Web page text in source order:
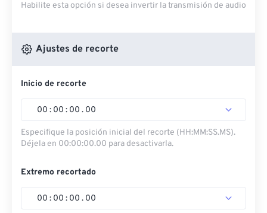
Habilite esta opción si desea invertir la transmisión de audio
Ajustes de recorte
Inicio de recorte
00 : 00 : 00 . 00
Especifique la posición inicial del recorte (HH:MM:SS.MS).
Déjela en 00:00:00.00 para desactivarla.
Extremo recortado
00 : 00 : 00 . 00